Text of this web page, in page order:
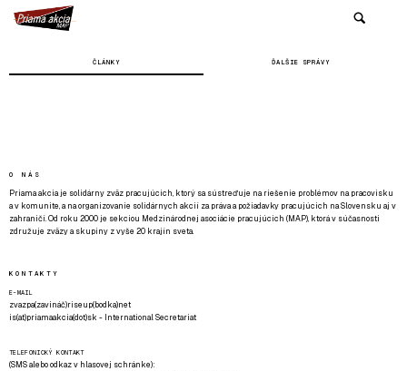
ČLÁNKY ĎALŠIE SPRÁVY
O NÁS
Priama akcia je solidárny zväz pracujúcich, ktorý sa sústreďuje na riešenie problémov na pracovisku
a v komunite, a na organizovanie solidárnych akcií za práva a požiadavky pracujúcich na Slovensku aj v
zahraničí. Od roku 2000 je sekciou Medzinárodnej asociácie pracujúcich (MAP), ktorá v súčasnosti
združuje zväzy a skupiny z vyše 20 krajín sveta.
KONTAKTY
E-MAIL
zvazpa(zavináč)riseup(bodka)net
is(at)priamaakcia(dot)sk - International Secretariat
TELEFONICKÝ KONTAKT
(SMS alebo odkaz v hlasovej schránke):